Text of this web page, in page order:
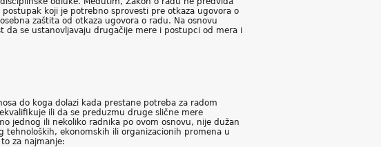
koji je potrebno sprovesti pre otkaza ugovora o
zaštita od otkaza ugovora o radu. Na osnovu
da se ustanovljavaju drugačije mere i postupci od mera i
do koga dolazi kada prestane potreba za radom
ili da se preduzmu druge slične mere
jednog ili nekoliko radnika po ovom osnovu, nije dužan
tehnoloških, ekonomskih ili organizacionih promena u
za najmanje: